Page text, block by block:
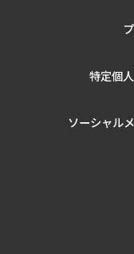
特定個
ソーシャル